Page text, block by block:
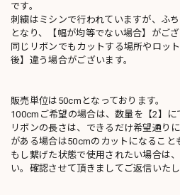
です。
刺繍はミシンで行われていますが、ふ
となり、【幅が均等でない場合】がご
同じリボンでもカットする場所やロッ
後】違う場合がございます。
販売単位は50cmとなっております。
100cmご希望の場合は、数量を【2】に
リボンの長さは、できるだけ希望通り
がある場合は50cmのカットになること
もし繋げた状態で使用されたい場合は
い。確認させて頂きましてご返信いたし